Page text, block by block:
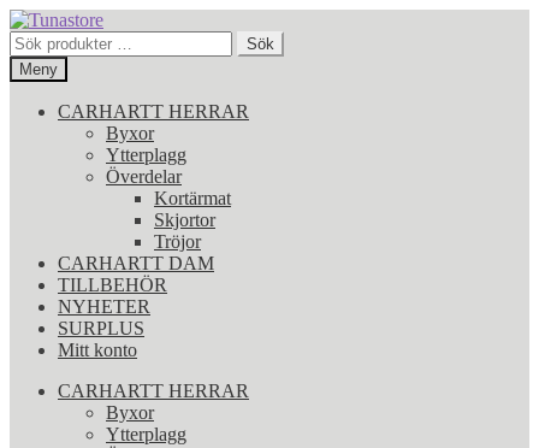
Hoppa
till
navigering
Hoppa
till
innehåll
Sök
efter:
Sök
Meny
CARHARTT HERRAR
Byxor
Ytterplagg
Överdelar
Kortärmat
Skjortor
Tröjor
CARHARTT DAM
TILLBEHÖR
NYHETER
SURPLUS
Mitt konto
CARHARTT HERRAR
Byxor
Ytterplagg